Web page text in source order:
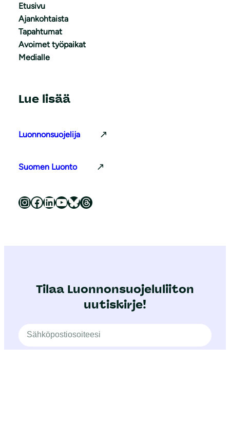
Etusivu
Ajankohtaista
Tapahtumat
Avoimet työpaikat
Medialle
Lue lisää
Luonnonsuojelija
Suomen Luonto
Luonnonsuojeluliitto Instagramissa Luonnonsuojeluliitto Facebookissa Luonnonsuojeluliitto LinkedInissä Luonnonsuojeluliiton YouTube-kanava Luonnonsuojeluliitto Blueskyssa Luonnonsuojeluliitto Threadsissa
Tilaa Luonnonsuojeluliiton
uutiskirje!